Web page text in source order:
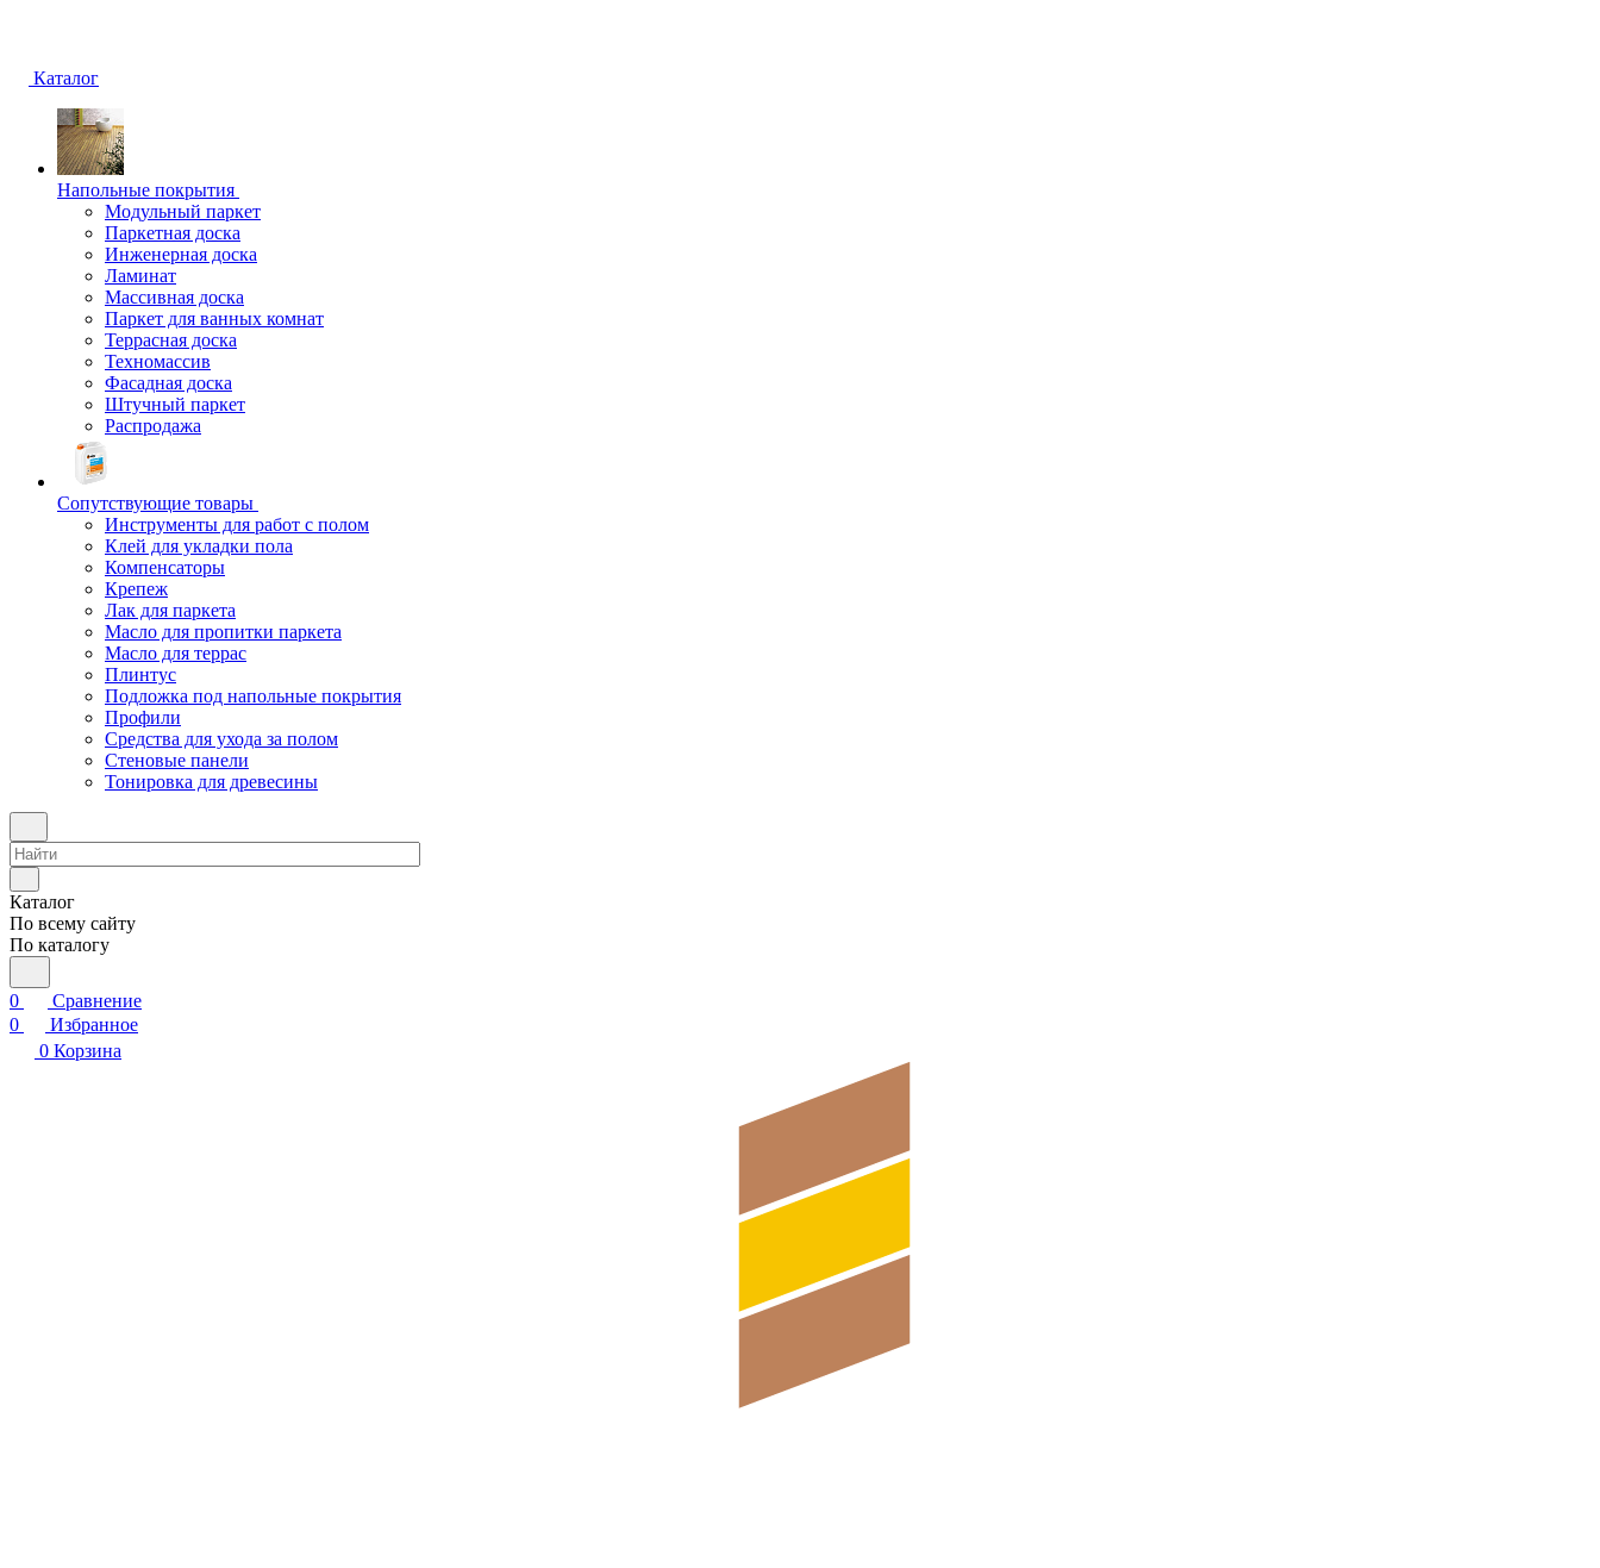
Каталог
Напольные покрытия
Модульный паркет
Паркетная доска
Инженерная доска
Ламинат
Массивная доска
Паркет для ванных комнат
Террасная доска
Техномассив
Фасадная доска
Штучный паркет
Распродажа
Сопутствующие товары
Инструменты для работ с полом
Клей для укладки пола
Компенсаторы
Крепеж
Лак для паркета
Масло для пропитки паркета
Масло для террас
Плинтус
Подложка под напольные покрытия
Профили
Средства для ухода за полом
Стеновые панели
Тонировка для древесины
Каталог
По всему сайту
По каталогу
0
Сравнение
0
Избранное
0 Корзина